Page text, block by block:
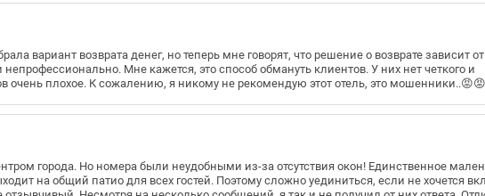
вариант возврата денег, но теперь мне говорят, что решение о возврате зависит от
Мне кажется, это способ обмануть клиентов. У них нет четкого и
очень плохое. К сожалению, я никому не рекомендую этот отель, это
города. Но номера были неудобными из-за отсутствия окон! Единственное
на общий патио для всех гостей. Поэтому сложно уединиться, если не хочется